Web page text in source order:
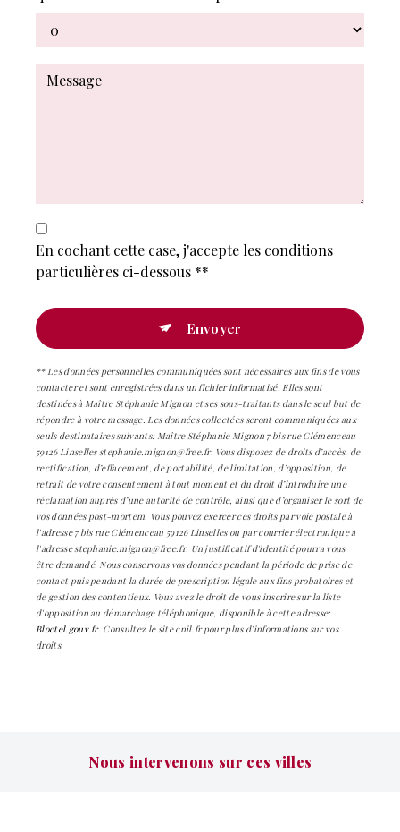
En cochant cette case, j'accepte les conditions
particulières ci-dessous **
Envoyer
** Les données personnelles communiquées sont nécessaires aux fins de vous
contacter et sont enregistrées dans un fichier informatisé. Elles sont
destinées à Maître Stéphanie Mignon et ses sous-traitants dans le seul but de
répondre à votre message. Les données collectées seront communiquées aux
seuls destinataires suivants: Maître Stéphanie Mignon 7 bis rue Clémenceau
59126 Linselles stephanie.mignon@free.fr. Vous disposez de droits d’accès, de
rectification, d’effacement, de portabilité, de limitation, d’opposition, de
retrait de votre consentement à tout moment et du droit d’introduire une
réclamation auprès d’une autorité de contrôle, ainsi que d’organiser le sort de
vos données post-mortem. Vous pouvez exercer ces droits par voie postale à
l'adresse 7 bis rue Clémenceau 59126 Linselles ou par courrier électronique à
l'adresse stephanie.mignon@free.fr. Un justificatif d'identité pourra vous
être demandé. Nous conservons vos données pendant la période de prise de
contact puis pendant la durée de prescription légale aux fins probatoires et
de gestion des contentieux. Vous avez le droit de vous inscrire sur la liste
d'opposition au démarchage téléphonique, disponible à cette adresse:
Bloctel.gouv.fr. Consultez le site cnil.fr pour plus d’informations sur vos
droits.
Nous intervenons sur ces villes